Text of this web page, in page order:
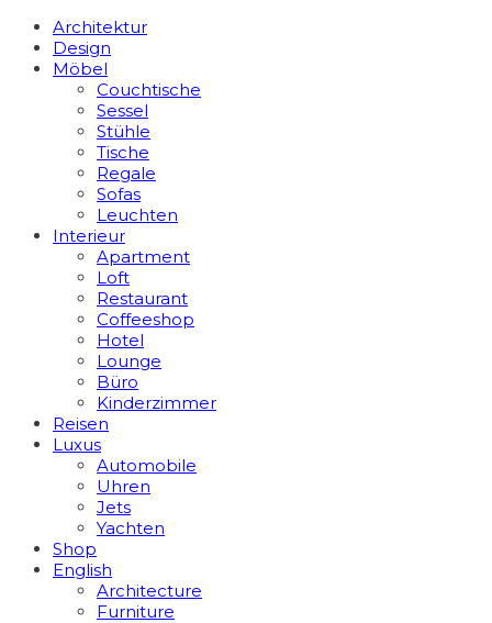
Architektur
Design
Möbel
Couchtische
Sessel
Stühle
Tische
Regale
Sofas
Leuchten
Interieur
Apart­ment
Loft
Restaurant
Coffeeshop
Hotel
Lounge
Büro
Kinderzimmer
Reisen
Luxus
Automobile
Uhren
Jets
Yachten
Shop
English
Architecture
Furniture